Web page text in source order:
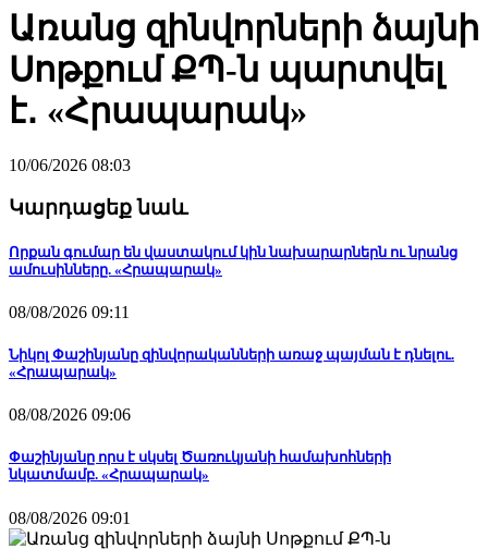
Առանց զինվորների ձայնի
Սոթքում ՔՊ-ն պարտվել
է․ «Հրապարակ»
10/06/2026 08:03
Կարդացեք նաև
Որքան գումար են վաստակում կին նախարարներն ու նրանց
ամուսինները. «Հրապարակ»
08/08/2026 09:11
Նիկոլ Փաշինյանը զինվորականների առաջ պայման է դնելու.
«Հրապարակ»
08/08/2026 09:06
Փաշինյանը որս է սկսել Ծառուկյանի համախոհների
նկատմամբ. «Հրապարակ»
08/08/2026 09:01